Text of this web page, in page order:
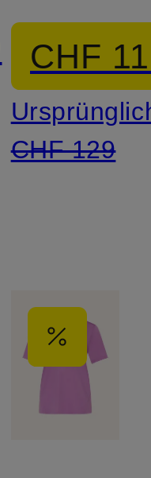
SKIN 4
CHF
CHF 129